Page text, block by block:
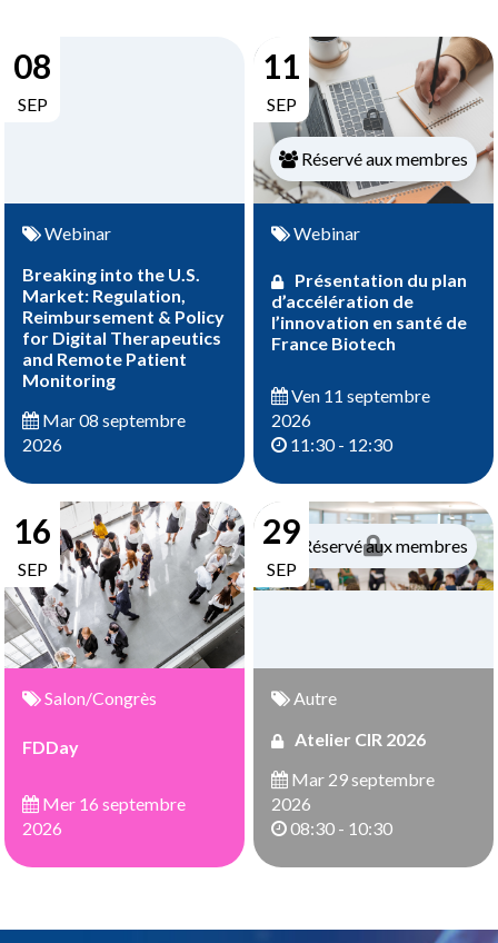
08
SEP
Webinar
Breaking into the U.S.
Market: Regulation,
Reimbursement & Policy
for Digital Therapeutics
and Remote Patient
Monitoring
Mar 08 septembre
2026
11
SEP
Réservé aux membres
Webinar
Présentation du plan
d’accélération de
l’innovation en santé de
France Biotech
Ven 11 septembre
2026
11:30 - 12:30
16
SEP
Salon/Congrès
FDDay
Mer 16 septembre
2026
29
SEP
Réservé aux membres
Autre
Atelier CIR 2026
Mar 29 septembre
2026
08:30 - 10:30